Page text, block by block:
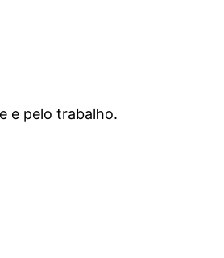
e pelo trabalho.